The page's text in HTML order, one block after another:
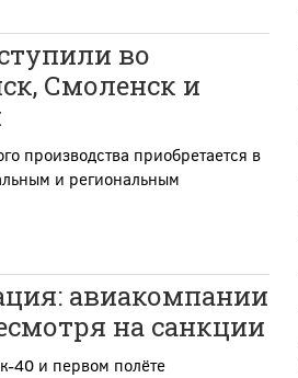
во
Смоленск и
производства приобретается в
и региональным
авиакомпании
на санкции
40 и первом полёте